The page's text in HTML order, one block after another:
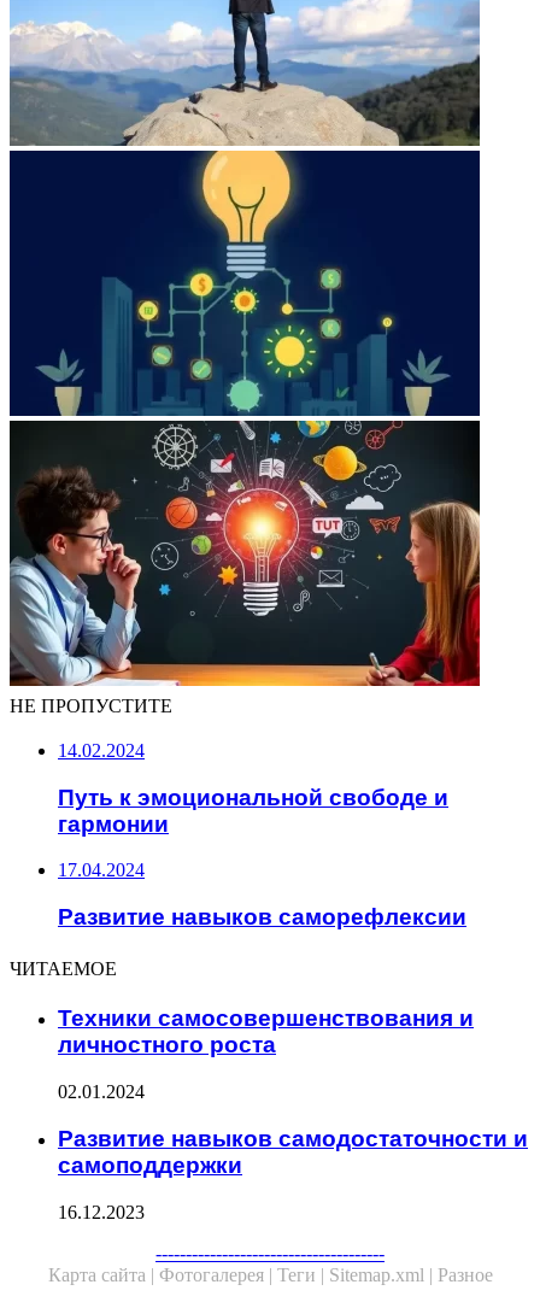
НЕ ПРОПУСТИТЕ
14.02.2024
Путь к эмоциональной свободе и
гармонии
17.04.2024
Развитие навыков саморефлексии
ЧИТАЕМОЕ
Техники самосовершенствования и
личностного роста
02.01.2024
Развитие навыков самодостаточности и
самоподдержки
16.12.2023
--------------------------------------
Карта сайта | Фотогалерея | Теги | Sitemap.xml | Разное